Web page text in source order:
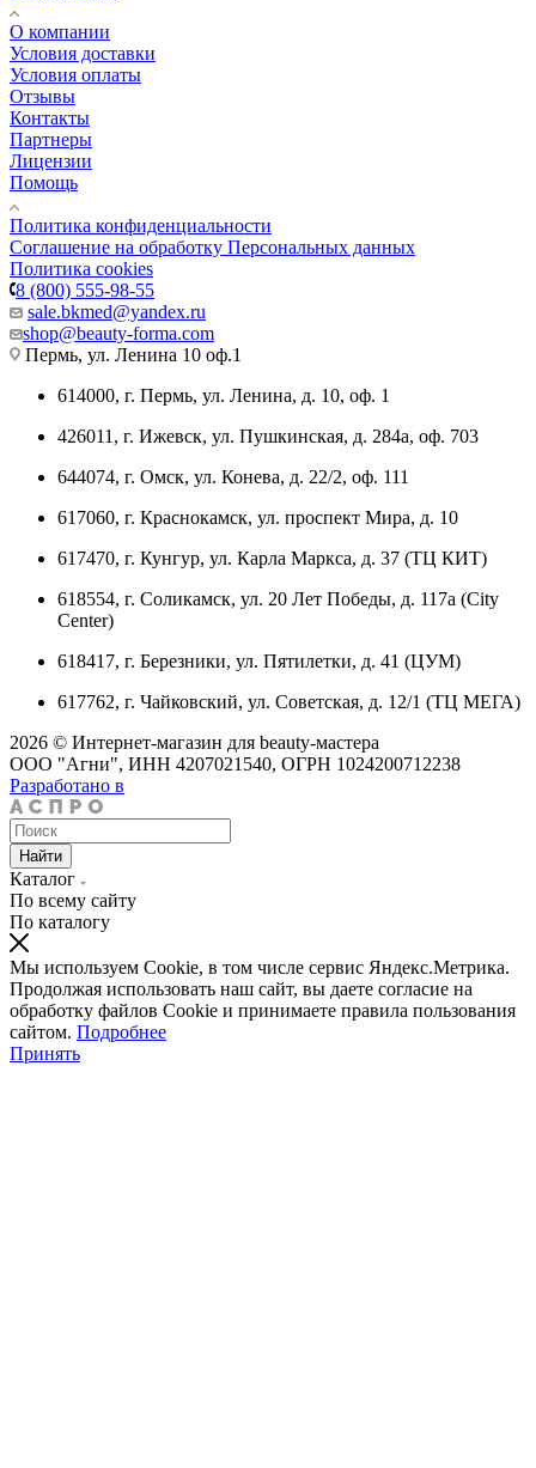
О компании
Условия доставки
Условия оплаты
Отзывы
Контакты
Партнеры
Лицензии
Помощь
Политика конфиденциальности
Соглашение на обработку Персональных данных
Политика cookies
8 (800) 555-98-55
sale.bkmed@yandex.ru
shop@beauty-forma.com
Пермь, ул. Ленина 10 оф.1
614000, г. Пермь, ул. Ленина, д. 10, оф. 1
426011, г. Ижевск, ул. Пушкинская, д. 284а, оф. 703
644074, г. Омск, ул. Конева, д. 22/2, оф. 111
617060, г. Краснокамск, ул. проспект Мира, д. 10
617470, г. Кунгур, ул. Карла Маркса, д. 37 (ТЦ КИТ)
618554, г. Соликамск, ул. 20 Лет Победы, д. 117а (City
Center)
618417, г. Березники, ул. Пятилетки, д. 41 (ЦУМ)
617762, г. Чайковский, ул. Советская, д. 12/1 (ТЦ МЕГА)
2026 © Интернет-магазин для beauty-мастера
ООО "Агни", ИНН 4207021540, ОГРН 1024200712238
Разработано в
Найти
Каталог
По всему сайту
По каталогу
Мы используем Cookie, в том числе сервис Яндекс.Метрика.
Продолжая использовать наш сайт, вы даете согласие на
обработку файлов Cookie и принимаете правила пользования
сайтом. Подробнее
Принять